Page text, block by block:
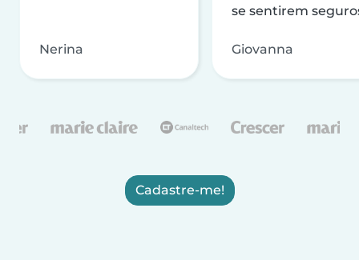
Nerina
se sentirem
Giovanna
Cadastre-me!